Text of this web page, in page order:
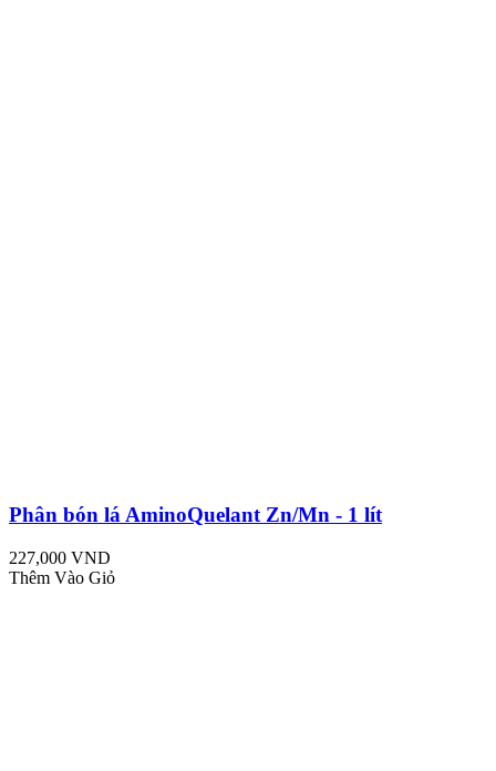
Phân bón lá AminoQuelant Zn/Mn - 1 lít
227,000 VND
Thêm Vào Giỏ